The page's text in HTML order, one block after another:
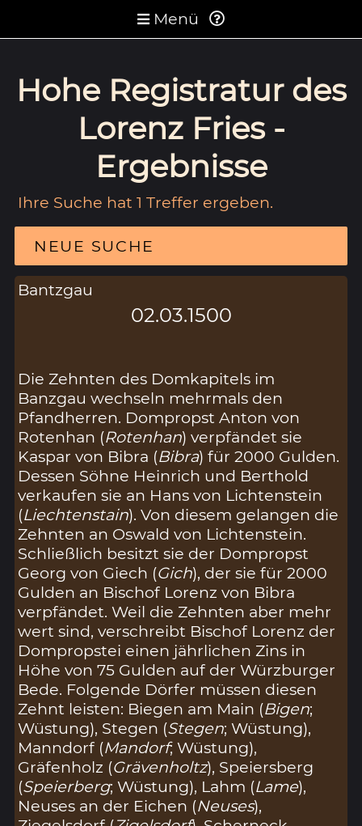
Menü
Hohe Registratur des
Lorenz Fries -
Ergebnisse
Ihre Suche hat 1 Treffer ergeben.
NEUE SUCHE
Bantzgau
02.03.1500
Die Zehnten des Domkapitels im
Banzgau wechseln mehrmals den
Pfandherren. Dompropst Anton von
Rotenhan (Rotenhan) verpfändet sie
Kaspar von Bibra (Bibra) für 2000 Gulden.
Dessen Söhne Heinrich und Berthold
verkaufen sie an Hans von Lichtenstein
(Liechtenstain). Von diesem gelangen die
Zehnten an Oswald von Lichtenstein.
Schließlich besitzt sie der Dompropst
Georg von Giech (Gich), der sie für 2000
Gulden an Bischof Lorenz von Bibra
verpfändet. Weil die Zehnten aber mehr
wert sind, verschreibt Bischof Lorenz der
Dompropstei einen jährlichen Zins in
Höhe von 75 Gulden auf der Würzburger
Bede. Folgende Dörfer müssen diesen
Zehnt leisten: Biegen am Main (Bigen;
Wüstung), Stegen (Stegen; Wüstung),
Manndorf (Mandorf; Wüstung),
Gräfenholz (Grävenholtz), Speiersberg
(Speierberg; Wüstung), Lahm (Lame),
Neuses an der Eichen (Neuses),